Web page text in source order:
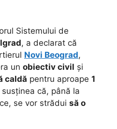
Sistemului de
, a declarat că
Novi Beograd,
un obiectiv civil și
caldă pentru aproape 1
susținea că, până la
se vor strădui să o